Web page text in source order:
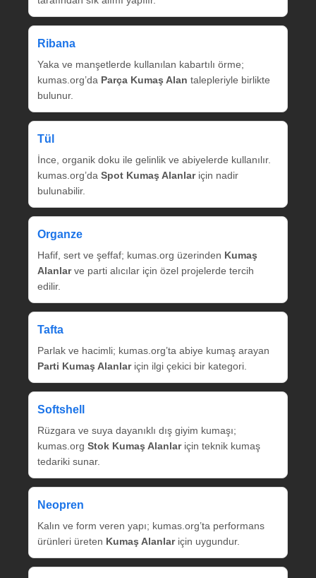
Ribana
Yaka ve manşetlerde kullanılan kabartılı örme;
kumas.org’da Parça Kumaş Alan talepleriyle birlikte
bulunur.
Tül
İnce, organik doku ile gelinlik ve abiyelerde kullanılır.
kumas.org’da Spot Kumaş Alanlariçin nadir
bulunabilir.
Organze
Hafif, sert ve şeffaf; kumas.org üzerinden Kumaş
Alanlarve parti alıcılar için özel projelerde tercih
edilir.
Tafta
Parlak ve hacimli; kumas.org’ta abiye kumaş arayan
Parti Kumaş Alanlariçin ilgi çekici bir kategori.
Softshell
Rüzgara ve suya dayanıklı dış giyim kumaşı;
kumas.org Stok Kumaş Alanlariçin teknik kumaş
tedariki sunar.
Neopren
Kalın ve form veren yapı; kumas.org’ta performans
ürünleri üreten Kumaş Alanlariçin uygundur.